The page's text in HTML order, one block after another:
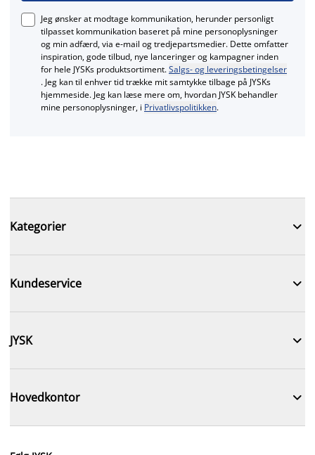
Jeg ønsker at modtage kommunikation, herunder personligt
tilpasset kommunikation baseret på mine personoplysninger
og min adfærd, via e‑mail og tredjepartsmedier. Dette omfatter
inspiration, gode tilbud, nye lanceringer og kampagner inden
for hele JYSKs produktsortiment.Salgs- og leveringsbetingelser
. Jeg kan til enhver tid trække mit samtykke tilbage på JYSKs
hjemmeside. Jeg kan læse mere om, hvordan JYSK behandler
mine personoplysninger, i Privatlivspolitikken.
Kategorier 
Kundeservice 
JYSK 
Hovedkontor 